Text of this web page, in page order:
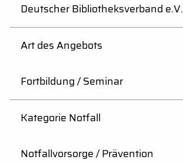
Deutscher Bibliotheksverband e.V.
Art des Angebots
Fortbildung / Seminar
Kategorie Notfall
Notfallvorsorge / Prävention